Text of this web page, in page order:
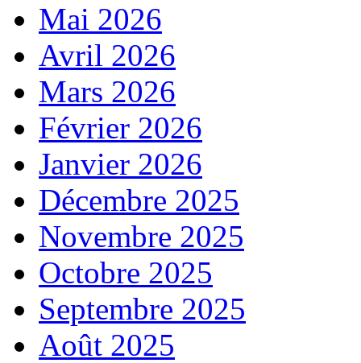
Mai 2026
Avril 2026
Mars 2026
Février 2026
Janvier 2026
Décembre 2025
Novembre 2025
Octobre 2025
Septembre 2025
Août 2025